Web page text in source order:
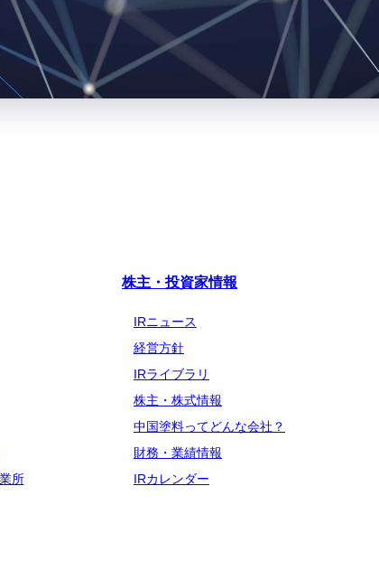
所
株主・投資家情報
IRニュース
経営方針
IRライブラリ
株主・株式情報
中国塗料ってどんな会社？
財務・業績情報
IRカレンダー